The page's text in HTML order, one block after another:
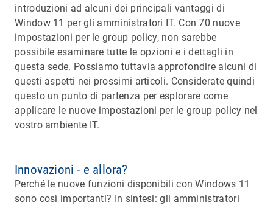
introduzioni ad alcuni dei principali vantaggi di
Window 11 per gli amministratori IT. Con 70 nuove
impostazioni per le group policy, non sarebbe
possibile esaminare tutte le opzioni e i dettagli in
questa sede. Possiamo tuttavia approfondire alcuni di
questi aspetti nei prossimi articoli. Considerate quindi
questo un punto di partenza per esplorare come
applicare le nuove impostazioni per le group policy nel
vostro ambiente IT.
Innovazioni - e allora?
Perché le nuove funzioni disponibili con Windows 11
sono così importanti? In sintesi: gli amministratori